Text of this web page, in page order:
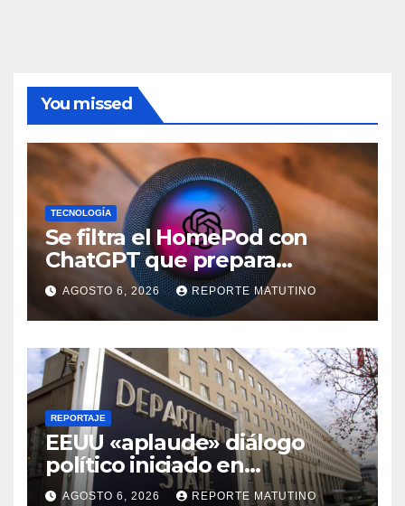
You missed
TECNOLOGÍA
Se filtra el HomePod con
ChatGPT que prepara
OpenAI y su diseño es una
locura
AGOSTO 6, 2026 REPORTE MATUTINO
REPORTAJE
EEUU «aplaude» diálogo
político iniciado en
Venezuela
AGOSTO 6, 2026 REPORTE MATUTINO